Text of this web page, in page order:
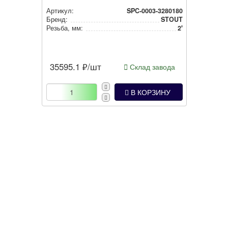
Артикул:
SPC-0003-3280180
Бренд:
STOUT
Резьба, мм:
2'
35595.1 ₽/шт Склад завода
В КОРЗИНУ